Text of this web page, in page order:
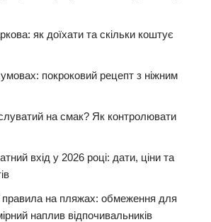
як доїхати та скільки коштує
покроковий рецепт з ніжним
на смак? Як контролювати
вхід у 2026 році: дати, ціни та
правила на пляжах: обмеження для
наплив відпочивальників